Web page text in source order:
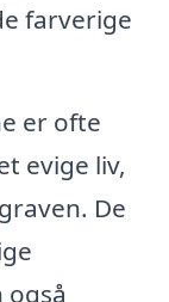
farverige
er ofte
evige liv,
De